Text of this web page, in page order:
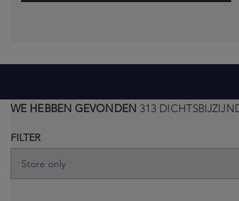
WE HEBBEN GEVONDEN 313
FILTER